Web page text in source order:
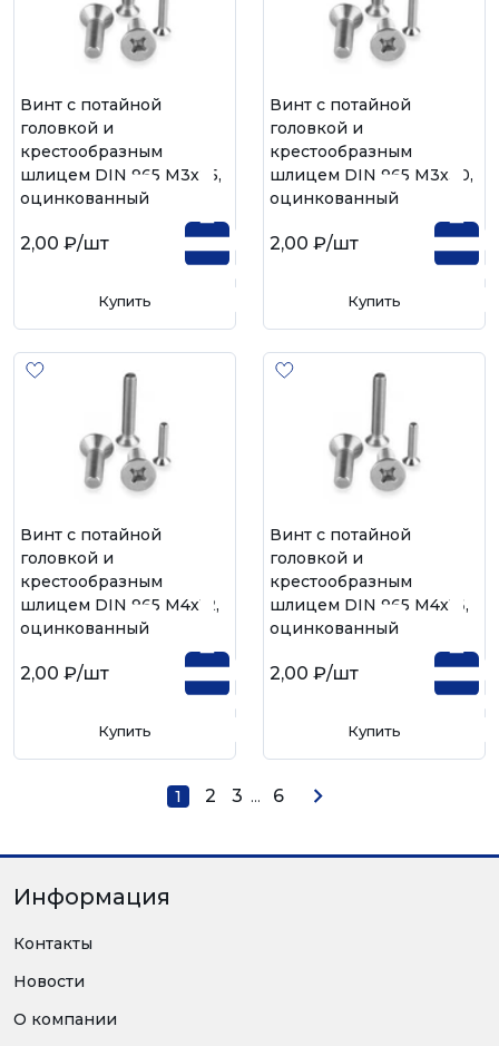
Винт с потайной
головкой и
крестообразным
шлицем DIN 965 М3х25,
оцинкованный
2,00 ₽/шт
Купить
Винт с потайной
головкой и
крестообразным
шлицем DIN 965 М3х30,
оцинкованный
2,00 ₽/шт
Купить
Винт с потайной
головкой и
крестообразным
шлицем DIN 965 М4х12,
оцинкованный
2,00 ₽/шт
Купить
Винт с потайной
головкой и
крестообразным
шлицем DIN 965 М4х16,
оцинкованный
2,00 ₽/шт
Купить
1 2 3 ... 6
Информация
Контакты
Новости
О компании